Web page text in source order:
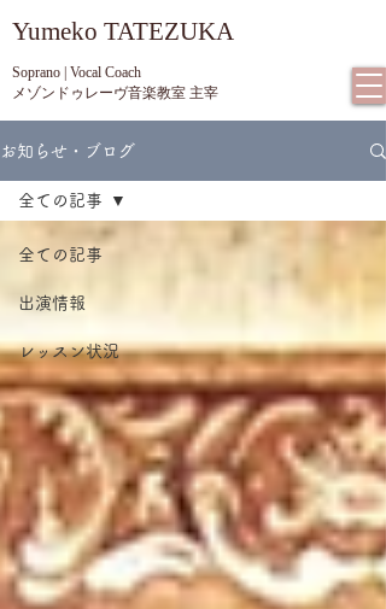
​Yumeko TATEZUKA
Soprano | Vocal Coach
メゾンドゥレーヴ音楽教室 主宰
お知らせ・ブログ
全ての記事
出演情報
レッスン状況
全ての記事